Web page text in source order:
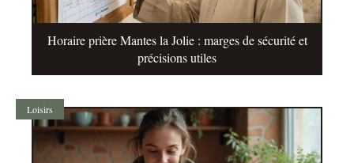
Horaire prière Mantes la Jolie : marges de sécurité et
précisions utiles
Loisirs